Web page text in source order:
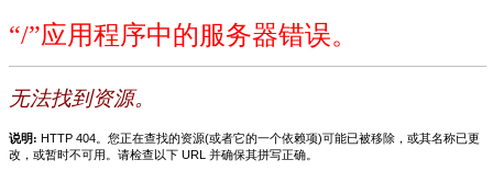
“/”应用程序中的服务器错误。
无法找到资源。
说明: HTTP 404。您正在查找的资源(或者它的一个依赖项)可能已被移除，或其名称已更
改，或暂时不可用。请检查以下 URL 并确保其拼写正确。